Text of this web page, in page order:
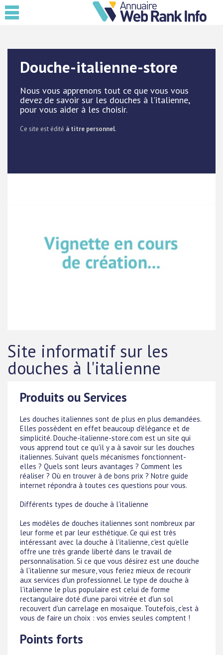
Douche-italienne-store
Nous vous apprenons tout ce que vous vous
devez de savoir sur les douches à l'italienne,
pour vous aider à les choisir.
Ce site est édité à titre personnel.
Site informatif sur les
douches à l'italienne
Produits ou Services
Les douches italiennes sont de plus en plus demandées.
Elles possèdent en effet beaucoup d'élégance et de
simplicité. Douche-italienne-store.com est un site qui
vous apprend tout ce qu'il y a à savoir sur les douches
italiennes. Suivant quels mécanismes fonctionnent-
elles ? Quels sont leurs avantages ? Comment les
réaliser ? Où en trouver à de bons prix ? Notre guide
internet répondra à toutes ces questions pour vous.
Différents types de douche à l'italienne
Les modèles de douches italiennes sont nombreux par
leur forme et par leur esthétique. Ce qui est très
intéressant avec la douche à l'italienne, c'est qu'elle
offre une très grande liberté dans le travail de
personnalisation. Si ce que vous désirez est une douche
à l'italienne sur mesure, vous feriez mieux de recourir
aux services d'un professionnel. Le type de douche à
l'italienne le plus populaire est celui de forme
rectangulaire doté d'une paroi vitrée et d'un sol
recouvert d'un carrelage en mosaïque. Toutefois, c'est à
vous de faire un choix : vos envies seules comptent !
Points forts